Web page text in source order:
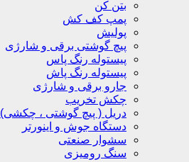
بتن کن
پمپ کف کش
پولیش
پیچ گوشتی برقی و شارژی
پیستوله رنگ پاس
پیستوله رنگ پاش
جارو برقی و شارژی
چکش تخریب
دریل ( پیچ گوشتی ، چکشی)
دستگاه جوش و اینورتر
سشوار صنعتی
سنگ رومیزی